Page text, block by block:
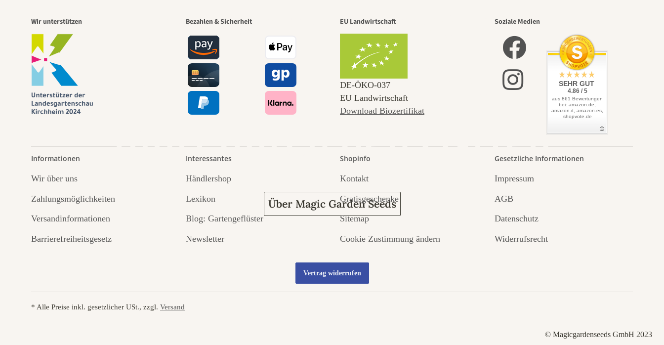
Einer der schönsten
Wege zu uns selbst
führt durch den Garten
Über Magic Garden Seeds
Wir unterstützen Bezahlen & Sicherheit EU Landwirtschaft
DE‑ÖKO‑037
EU Landwirtschaft
Download Biozertifikat
Soziale Medien
SEHR GUT
4.86 / 5
aus 861 Bewertungen
bei: amazon.de,
amazon.it, amazon.es,
shopvote.de
Informationen
Wir über uns
Zahlungsmöglichkeiten
Versandinformationen
Barrierefreiheitsgesetz
Interessantes
Händlershop
Lexikon
Blog: Gartengeflüster
Newsletter
Shopinfo
Kontakt
Gratisgeschenke
Sitemap
Cookie Zustimmung ändern
Gesetzliche Informationen
Impressum
AGB
Datenschutz
Widerrufsrecht
Vertrag widerrufen
* Alle Preise inkl. gesetzlicher USt., zzgl. Versand
© Magicgardenseeds GmbH 2023